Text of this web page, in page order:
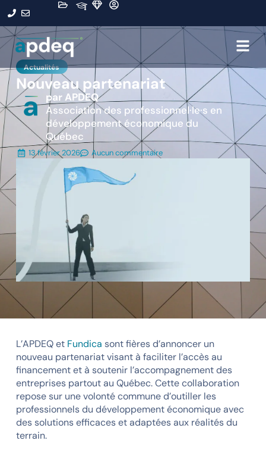
Actualités
Nouveau partenariat
par APDEQ
Association des professionnel·le·s en
développement économique du
Québec
13 février 2026 Aucun commentaire
L’APDEQ et Fundica sont fières d’annoncer un
nouveau partenariat visant à faciliter l’accès au
financement et à soutenir l’accompagnement des
entreprises partout au Québec. Cette collaboration
repose sur une volonté commune d’outiller les
professionnels du développement économique avec
des solutions efficaces et adaptées aux réalités du
terrain.